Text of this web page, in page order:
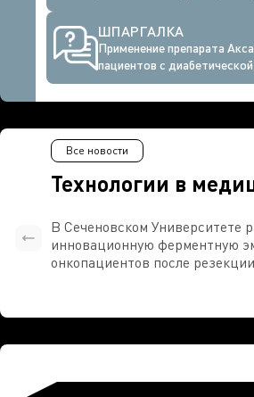
ШПАРГАЛКА
Применение препарата
пациентов с
Технологии в
Все новости
В Сеченовском Университете
инновационную ферментную
онкопациентов после